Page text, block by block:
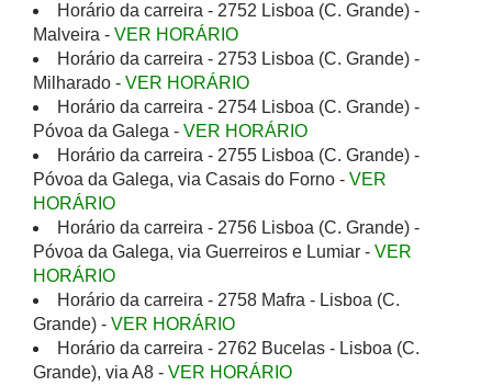
Horário da carreira - 2752 Lisboa (C. Grande) -
Malveira - VER HORÁRIO
Horário da carreira - 2753 Lisboa (C. Grande) -
Milharado - VER HORÁRIO
Horário da carreira - 2754 Lisboa (C. Grande) -
Póvoa da Galega - VER HORÁRIO
Horário da carreira - 2755 Lisboa (C. Grande) -
Póvoa da Galega, via Casais do Forno - VER
HORÁRIO
Horário da carreira - 2756 Lisboa (C. Grande) -
Póvoa da Galega, via Guerreiros e Lumiar - VER
HORÁRIO
Horário da carreira - 2758 Mafra - Lisboa (C.
Grande) - VER HORÁRIO
Horário da carreira - 2762 Bucelas - Lisboa (C.
Grande), via A8 - VER HORÁRIO